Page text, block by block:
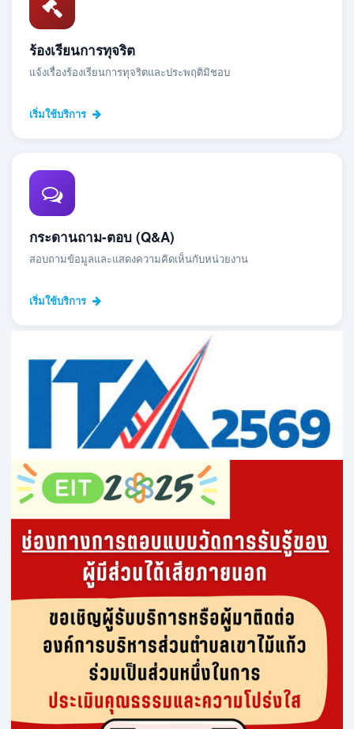
ร้องเรียนการทุจริต
แจ้งเรื่องร้องเรียนการทุจริตและประพฤติมิชอบ
เริ่มใช้บริการ
กระดานถาม-ตอบ (Q&A)
สอบถามข้อมูลและแสดงความคิดเห็นกับหน่วยงาน
เริ่มใช้บริการ